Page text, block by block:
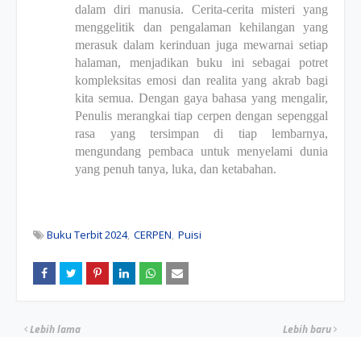
dalam diri manusia. Cerita-cerita misteri yang
menggelitik dan pengalaman kehilangan yang
merasuk dalam kerinduan juga mewarnai setiap
halaman, menjadikan buku ini sebagai potret
kompleksitas emosi dan realita yang akrab bagi
kita semua. Dengan gaya bahasa yang mengalir,
Penulis merangkai tiap cerpen dengan sepenggal
rasa yang tersimpan di tiap lembarnya,
mengundang pembaca untuk menyelami dunia
yang penuh tanya, luka, dan ketabahan.
Buku Terbit 2024 CERPEN Puisi
Lebih baru
Lebih lama